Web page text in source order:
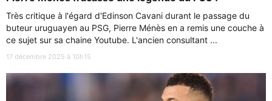
Très critique à l'égard d'Edinson Cavani durant le passage du
buteur uruguayen au PSG, Pierre Ménès en a remis une couche à
ce sujet sur sa chaine Youtube. L'ancien consultant ...
17 décembre 2025 à 10h15